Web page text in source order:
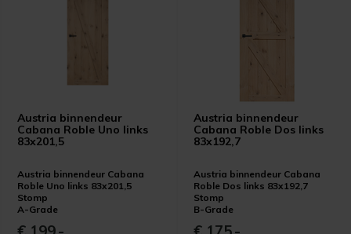
Austria binnendeur
Cabana Roble Uno links
83x201,5
Austria binnendeur Cabana
Roble Uno links 83x201,5
Stomp
A-Grade
Austria binnendeur
Cabana Roble Dos links
83x192,7
Austria binnendeur Cabana
Roble Dos links 83x192,7
Stomp
B-Grade